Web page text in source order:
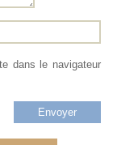
dans le navigateur